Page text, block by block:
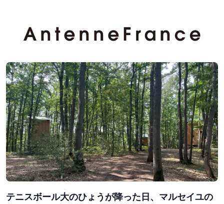
テニスボール大のひょうが降った日、マルセイユの